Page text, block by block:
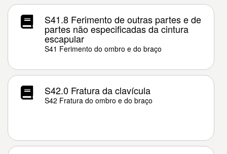
S41.8 Ferimento de outras partes e de
partes não especificadas da cintura
escapular
S41 Ferimento do ombro e do braço
S42.0 Fratura da clavícula
S42 Fratura do ombro e do braço